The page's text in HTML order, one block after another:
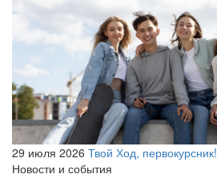
29 июля 2026 Твой Ход, первокурсник!
Новости и события